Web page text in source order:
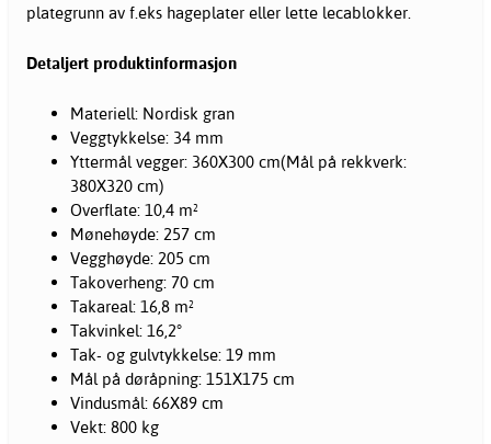
plategrunn av f.eks hageplater eller lette lecablokker.
Detaljert produktinformasjon
Materiell: Nordisk gran
Veggtykkelse: 34 mm
Yttermål vegger: 360X300 cm(Mål på rekkverk:
380X320 cm)
Overflate: 10,4 m²
Mønehøyde: 257 cm
Vegghøyde: 205 cm
Takoverheng: 70 cm
Takareal: 16,8 m²
Takvinkel: 16,2°
Tak- og gulvtykkelse: 19 mm
Mål på døråpning: 151X175 cm
Vindusmål: 66X89 cm
Vekt: 800 kg